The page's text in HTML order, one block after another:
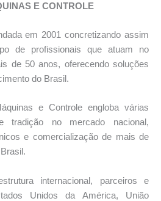
E CONTROLE
em 2001 concretizando assim
de profissionais que atuam no
de 50 anos, oferecendo soluções
do Brasil.
e Controle engloba várias
tradição no mercado nacional,
e comercialização de mais de
internacional, parceiros e
Unidos da América, União